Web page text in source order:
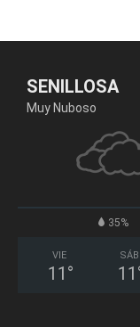
SENILLOSA
Muy Nuboso
35%
VIE
11 °
SÁB
11